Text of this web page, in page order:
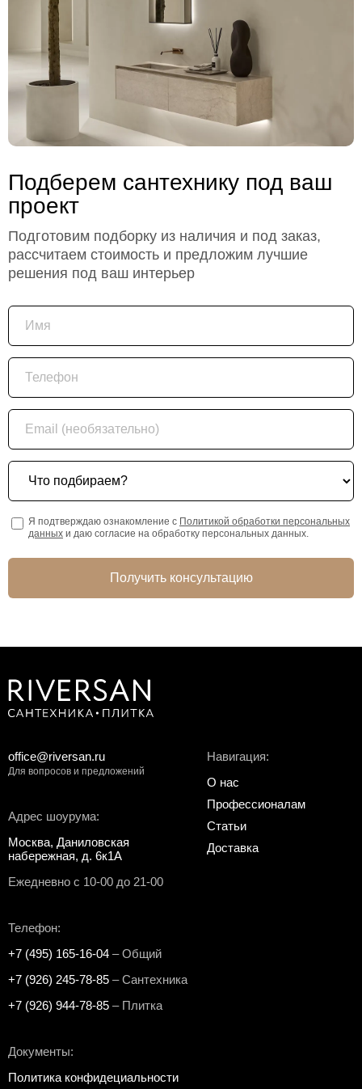
Подберем сантехнику под ваш
проект
Подготовим подборку из наличия и под заказ,
рассчитаем стоимость и предложим лучшие
решения под ваш интерьер
Имя
Телефон
Email (необязательно)
Что подбираем?
Я подтверждаю ознакомление с Политикой обработки персональных
данных и даю согласие на обработку персональных данных.
Получить консультацию
Адрес шоурума:
Москва, Даниловская
набережная, д. 6к1А
Ежедневно с 10-00 до 21-00
Телефон:
+7 (495) 165-16-04 – Общий
+7 (926) 245-78-85 – Сантехника
+7 (926) 944-78-85 – Плитка
Документы:
Политика конфидециальности
Навигация:
О нас
Профессионалам
Статьи
Доставка
office@riversan.ru
Для вопросов и предложений